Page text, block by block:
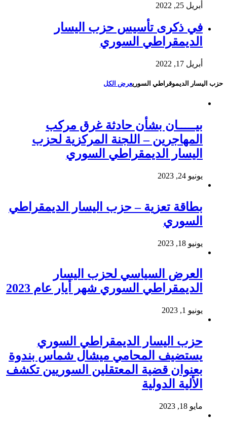
أبريل 25, 2022
في ذكرى تأسيس حزب اليسار
الديمقراطي السوري
أبريل 17, 2022
حزب اليسار الديموقراطي السوريعرض الكل
بيـــــان بشأن حادثة غرق مركب
المهاجرين – اللجنة المركزية لحزب
اليسار الديمقراطي السوري
يونيو 24, 2023
بطاقة تعزية – حزب اليسار الديمقراطي
السوري
يونيو 18, 2023
العرض السياسي لحزب اليسار
الديمقراطي السوري شهر أيار عام 2023
يونيو 1, 2023
حزب اليسار الديمقراطي السوري
يستضيف المحامي ميشال شماس بندوة
بعنوان قضية المعتقلين السوريين تكشف
الألية الدولية
مايو 18, 2023